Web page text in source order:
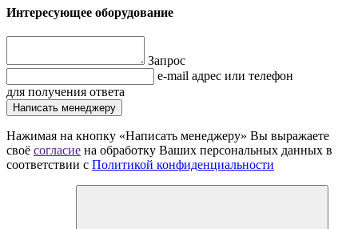
Интересующее оборудование
Запрос
e-mail адрес или телефон
для получения ответа
Написать менеджеру
Нажимая на кнопку «Написать менеджеру» Вы выражаете
своё согласие на обработку Ваших персональных данных в
соответствии с Политикой конфиденциальности